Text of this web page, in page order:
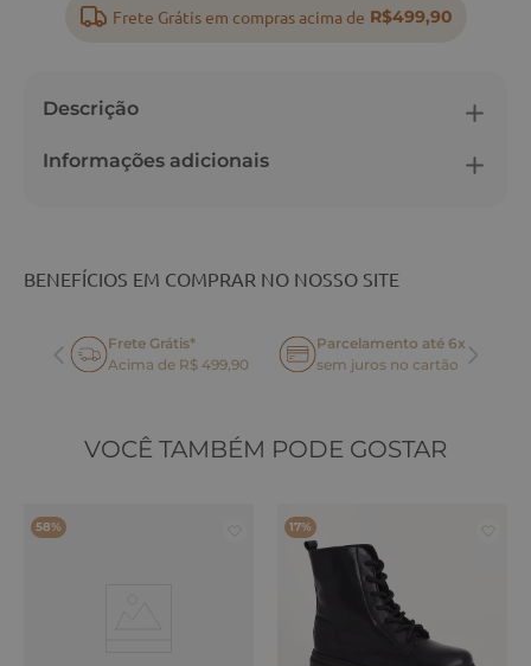
Frete Grátis em compras acima de R$499,90
Descrição
Informações adicionais
BENEFÍCIOS EM COMPRAR NO NOSSO SITE
Frete Grátis*
Acima de R$ 499,90
Parcelamento até 6x
sem juros no cartão
VOCÊ TAMBÉM PODE GOSTAR
58% 17%